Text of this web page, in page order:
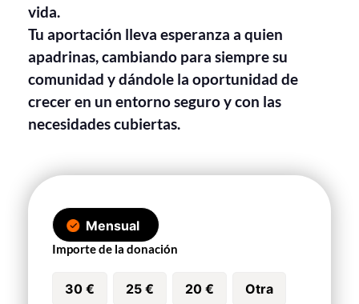
vida.
Tu aportación lleva esperanza a quien
apadrinas, cambiando para siempre su
comunidad y dándole la oportunidad de
crecer en un entorno seguro y con las
necesidades cubiertas.
Mensual
Importe de la donación
30 € 25 € 20 € Otra